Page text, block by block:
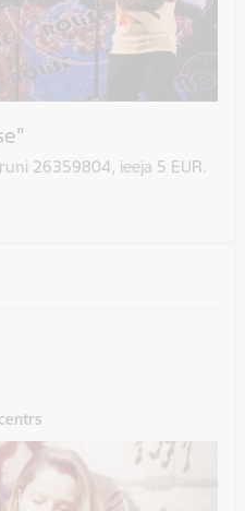
26359804, ieeja 5 EUR.